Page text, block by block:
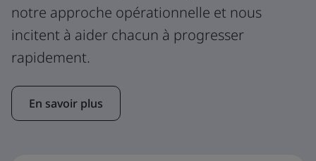
notre approche opérationnelle et nous
incitent à aider chacun à progresser
rapidement.
En savoir plus